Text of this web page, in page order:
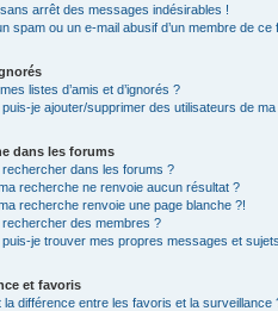
arrêt des messages indésirables !
spam ou un e-mail abusif d’un membre de ce
listes d’amis et d’ignorés ?
je ajouter/supprimer des utilisateurs de ma
dans les forums
rechercher dans les forums ?
recherche ne renvoie aucun résultat ?
recherche renvoie une page blanche ?!
rechercher des membres ?
puis-je trouver mes propres messages et
et favoris
la différence entre les favoris et la surveillance